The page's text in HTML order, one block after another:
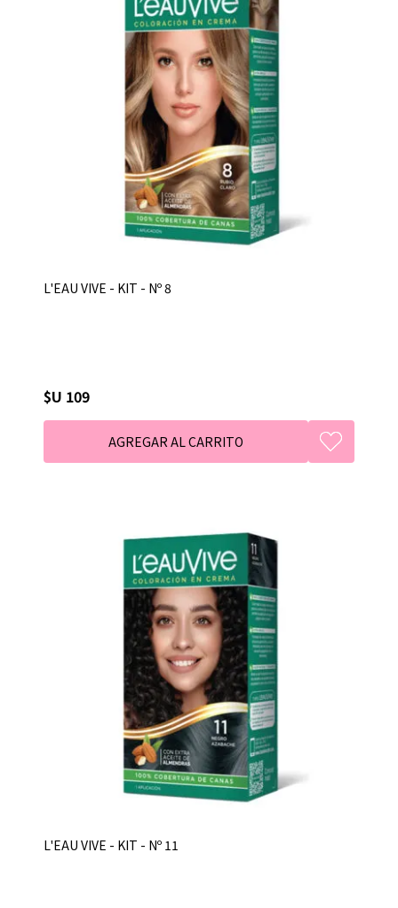
L'EAU VIVE - KIT - Nº 8
$U 109
L'EAU VIVE - KIT - Nº 11